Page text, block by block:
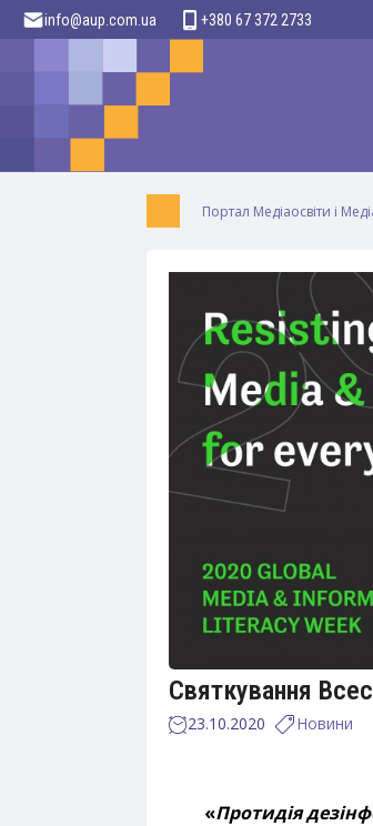
info@aup.com.ua +380 67 372 2733
Портал Медіаосвіти і
Святкування
23.10.2020 Новини
«Протидія